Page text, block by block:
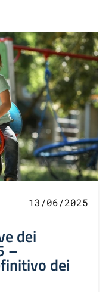
13/06/2025
dei
–
dei